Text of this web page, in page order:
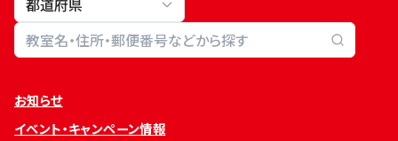
教室検索
お知らせ
イベント・キャンペーン情報